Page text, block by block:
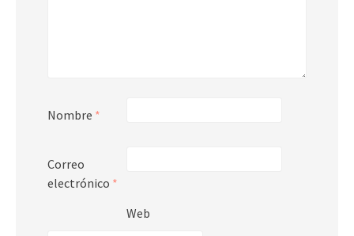
Nombre *
Correo
electrónico *
Web